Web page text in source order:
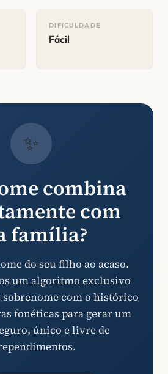
DIFICULDADE
Fácil
✨
combina
com
família?
do seu filho ao acaso.
um algoritmo exclusivo
sobrenome com o histórico
fonéticas para gerar um
único e livre de